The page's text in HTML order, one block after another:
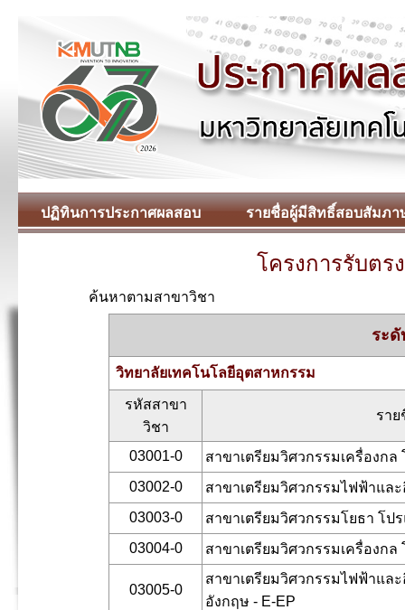
ปฏิทินการประกาศผลสอบ รายชื่อผู้มีสิทธิ์สอบสัมภ
โครงการรับตร
ค้นหาตามสาขาวิชา
ระ
วิทยาลัยเทคโนโลยีอุตสาหกรรม
รหัสสาขา
วิชา
รา
03001-0
สาขาเตรียมวิศวกรรมเครื่องก
03002-0
สาขาเตรียมวิศวกรรมไฟฟ้าแล
03003-0
สาขาเตรียมวิศวกรรมโยธา โป
03004-0
สาขาเตรียมวิศวกรรมเครื่องก
03005-0
สาขาเตรียมวิศวกรรมไฟฟ้าแล
อังกฤษ - E-EP